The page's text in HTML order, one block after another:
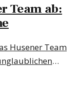
Team ab:
Husener Team